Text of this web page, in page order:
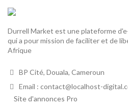
Durrell Market est une plateforme
qui a pour mission de faciliter et de
Afrique
BP Cité, Douala, Cameroun
Email : contact@localhost-
Site d'annonces Pro